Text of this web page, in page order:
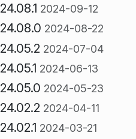
24.08.1 2024-09-12
24.08.0 2024-08-22
24.05.2 2024-07-04
24.05.1 2024-06-13
24.05.0 2024-05-23
24.02.2 2024-04-11
24.02.1 2024-03-21